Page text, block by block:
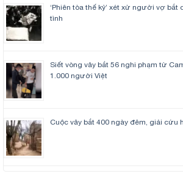
‘Phiên tòa thế kỷ’ xét xử người vợ bắt
tình
Siết vòng vây bắt 56 nghi phạm từ
1.000 người Việt
Cuộc vây bắt 400 ngày đêm, giải cứu